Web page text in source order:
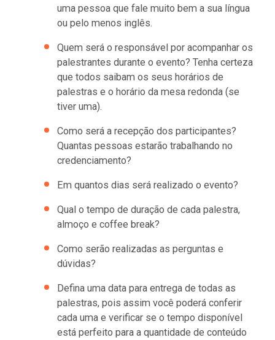
uma pessoa que fale muito bem a sua língua
ou pelo menos inglês.
Quem será o responsável por acompanhar os
palestrantes durante o evento? Tenha certeza
que todos saibam os seus horários de
palestras e o horário da mesa redonda (se
tiver uma).
Como será a recepção dos participantes?
Quantas pessoas estarão trabalhando no
credenciamento?
Em quantos dias será realizado o evento?
Qual o tempo de duração de cada palestra,
almoço e coffee break?
Como serão realizadas as perguntas e
dúvidas?
Defina uma data para entrega de todas as
palestras, pois assim você poderá conferir
cada uma e verificar se o tempo disponível
está perfeito para a quantidade de conteúdo